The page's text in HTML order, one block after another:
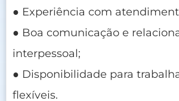
● Experiência com
● Boa comunicação e
interpessoal;
● Disponibilidade para
flexíveis.